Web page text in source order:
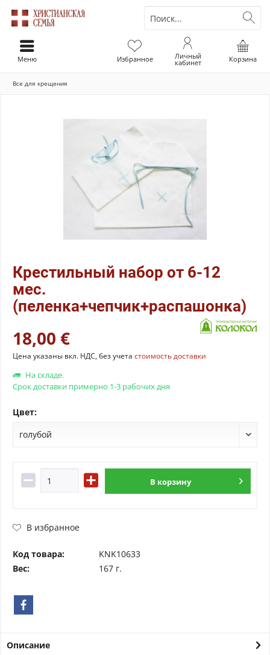
Корзина
Избранное Личный
кабинет
Меню
Все для крещения
Крестильный набор от 6-12
мес.
(пеленка+чепчик+распашонка)
18,00 €
Цена указаны вкл. НДС, без учета стоимость доставки
На складе.
Срок доставки примерно 1-3 рабочих дня
Цвет:
В корзину
В избранное
Код товара:
KNK10633
Вес:
167 г.
Описание